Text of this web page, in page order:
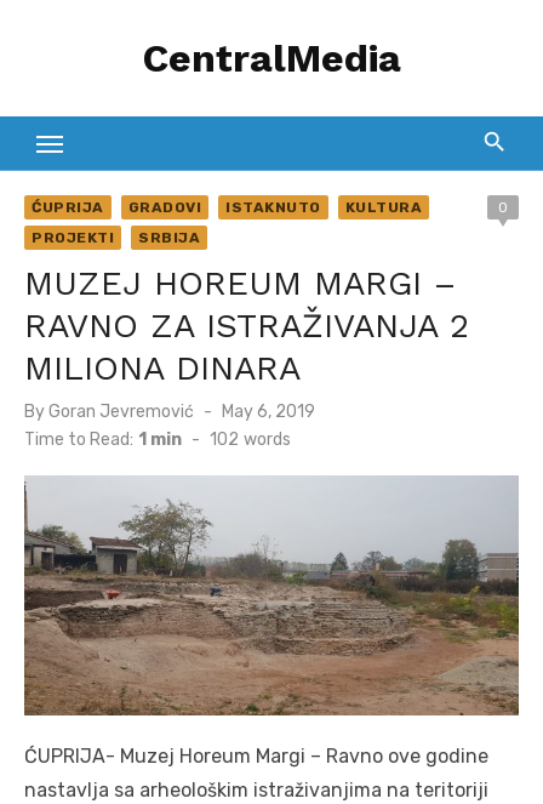
CentralMedia
ĆUPRIJA GRADOVI ISTAKNUTO
KULTURA
PROJEKTI
SRBIJA
0
MUZEJ HOREUM MARGI –
RAVNO ZA ISTRAŽIVANJA 2
MILIONA DINARA
ByGoran Jevremović
Posted
on
May 6, 2019
Time to Read: 1 min - 102 words
ĆUPRIJA- Muzej Horeum Margi – Ravno ove godine
nastavlja sa arheološkim istraživanjima na teritoriji